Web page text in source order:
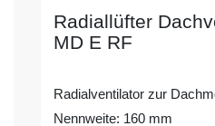
Radiallüfter
MD E RF
Radialventilator zur
Nennweite: 160 mm